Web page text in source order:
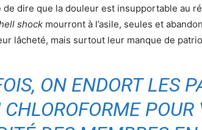
de dire que la douleur est insupportable au
shock mourront à l’asile, seules et
lâcheté, mais surtout leur manque de
ON ENDORT LES
CHLOROFORME POUR